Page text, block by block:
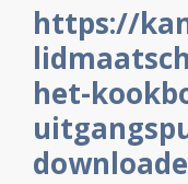
https://
het-